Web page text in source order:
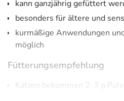
kann ganzjährig gefüttert
besonders für ältere und
kurmäßige Anwendungen
möglich
Fütterungsempfehlung
Katzen bekommen 2-3 g